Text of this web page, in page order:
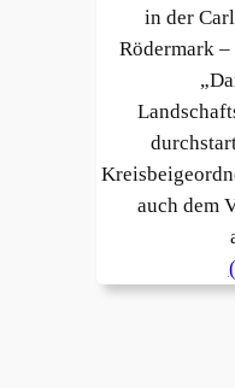
in der
Rödermark –
auch dem